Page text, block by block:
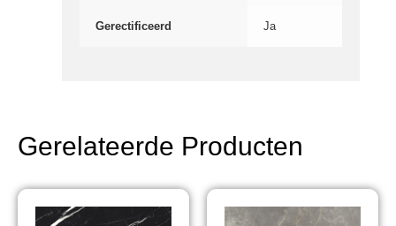
Gerectificeerd Ja
Gerelateerde Producten